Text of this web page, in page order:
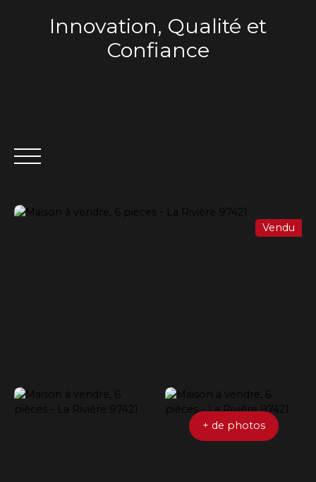
Innovation, Qualité et
Confiance
VENTE
Vendu
+ de photos